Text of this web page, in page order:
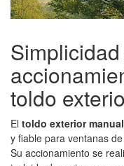
toldo
El toldo exterior
y fiable para ventanas
Su accionamiento se